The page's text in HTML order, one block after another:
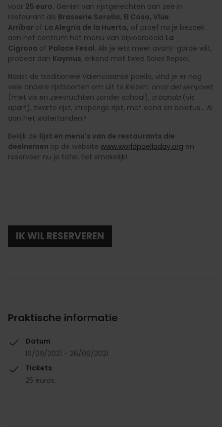
voor 25 euro. Geniet van rijstgerechten aan zee in
restaurant als Brasserie Sorolla, El Coso, Vlue
Arribar of La Alegría de la Huerta, of proef na je bezoek
aan het centrum het menu van bijvoorbeeld La
Cigrona of Palace Fesol. Als je iets meer avant-garde wilt,
probeer dan Kaymus, erkend met twee Soles Repsol.
Naast de traditionele Valenciaanse paella, vind je er nog
vele andere rijstsoorten om uit te kiezen: arroz del senyoret
(met vis en zeevruchten zonder schaal), a banda (vis
apart), zwarte rijst, stroperige rijst, met eend en boletus... Al
aan het watertanden?
Bekijk de lijst en menu's van de restaurants die
deelnemen op de website www.worldpaelladay.org en
reserveer nu je tafel. Eet smakelijk!
IK WIL RESERVEREN
Praktische informatie
Datum
16/09/2021 - 26/09/2021
Tickets
25 euros.